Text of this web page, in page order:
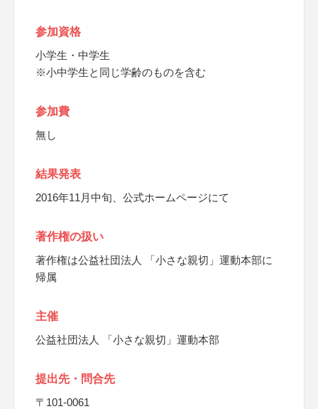
参加資格
小学生・中学生
※小中学生と同じ学齢のものを含む
参加費
無し
結果発表
2016年11月中旬、公式ホームページにて
著作権の扱い
著作権は公益社団法人 「小さな親切」運動本部に
帰属
主催
公益社団法人 「小さな親切」運動本部
提出先・問合先
〒101-0061